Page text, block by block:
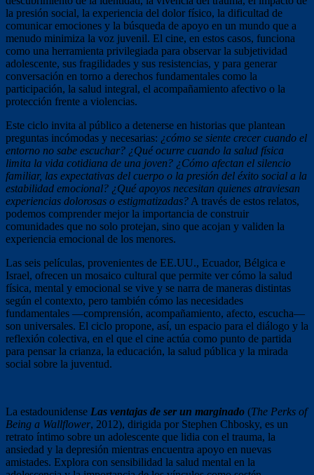
la presión social, la experiencia del dolor físico, la dificultad de
comunicar emociones y la búsqueda de apoyo en un mundo que a
menudo minimiza la voz juvenil. El cine, en estos casos, funciona
como una herramienta privilegiada para observar la subjetividad
adolescente, sus fragilidades y sus resistencias, y para generar
conversación en torno a derechos fundamentales como la
participación, la salud integral, el acompañamiento afectivo o la
protección frente a violencias.
Este ciclo invita al público a detenerse en historias que plantean
preguntas incómodas y necesarias: ¿cómo se siente crecer cuando el
entorno no sabe escuchar? ¿Qué ocurre cuando la salud física
limita la vida cotidiana de una joven? ¿Cómo afectan el silencio
familiar, las expectativas del cuerpo o la presión del éxito social a la
estabilidad emocional? ¿Qué apoyos necesitan quienes atraviesan
experiencias dolorosas o estigmatizadas? A través de estos relatos,
podemos comprender mejor la importancia de construir
comunidades que no solo protejan, sino que acojan y validen la
experiencia emocional de los menores.
Las seis películas, provenientes de EE.UU., Ecuador, Bélgica e
Israel, ofrecen un mosaico cultural que permite ver cómo la salud
física, mental y emocional se vive y se narra de maneras distintas
según el contexto, pero también cómo las necesidades
fundamentales —comprensión, acompañamiento, afecto, escucha—
son universales. El ciclo propone, así, un espacio para el diálogo y la
reflexión colectiva, en el que el cine actúa como punto de partida
para pensar la crianza, la educación, la salud pública y la mirada
social sobre la juventud.
La estadounidense Las ventajas de ser un marginado (The Perks of
Being a Wallflower, 2012), dirigida por Stephen Chbosky, es un
retrato íntimo sobre un adolescente que lidia con el trauma, la
ansiedad y la depresión mientras encuentra apoyo en nuevas
amistades. Explora con sensibilidad la salud mental en la